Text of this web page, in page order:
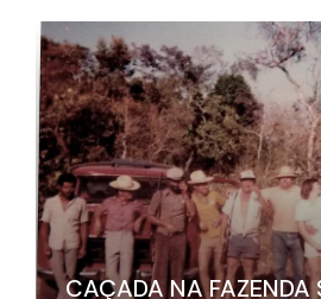
CAÇADA NA FAZENDA